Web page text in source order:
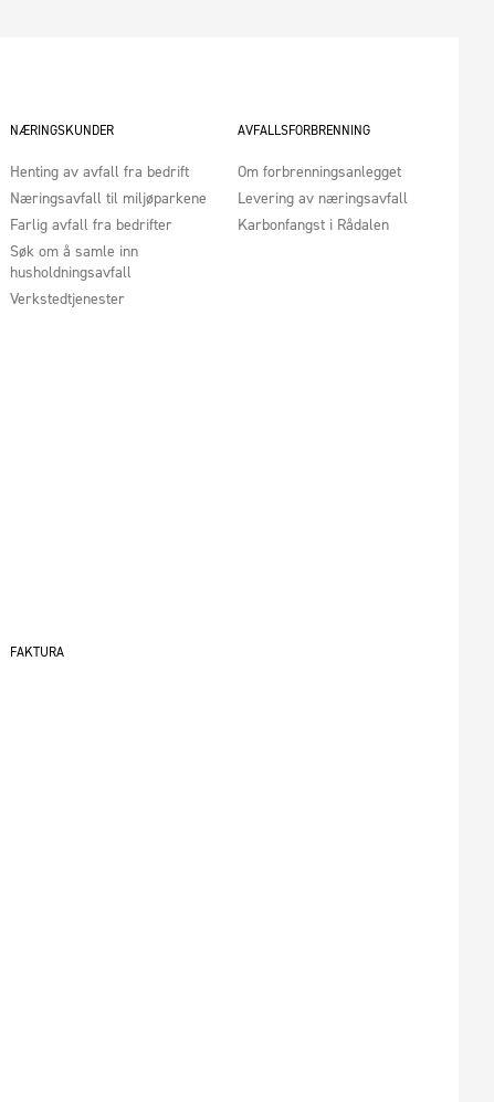
NÆRINGSKUNDER
Henting av avfall fra bedrift
Næringsavfall til miljøparkene
Farlig avfall fra bedrifter
Søk om å samle inn
husholdningsavfall
Verkstedtjenester
AVFALLSFORBRENNING
Om forbrenningsanlegget
Levering av næringsavfall
Karbonfangst i Rådalen
FAKTURA